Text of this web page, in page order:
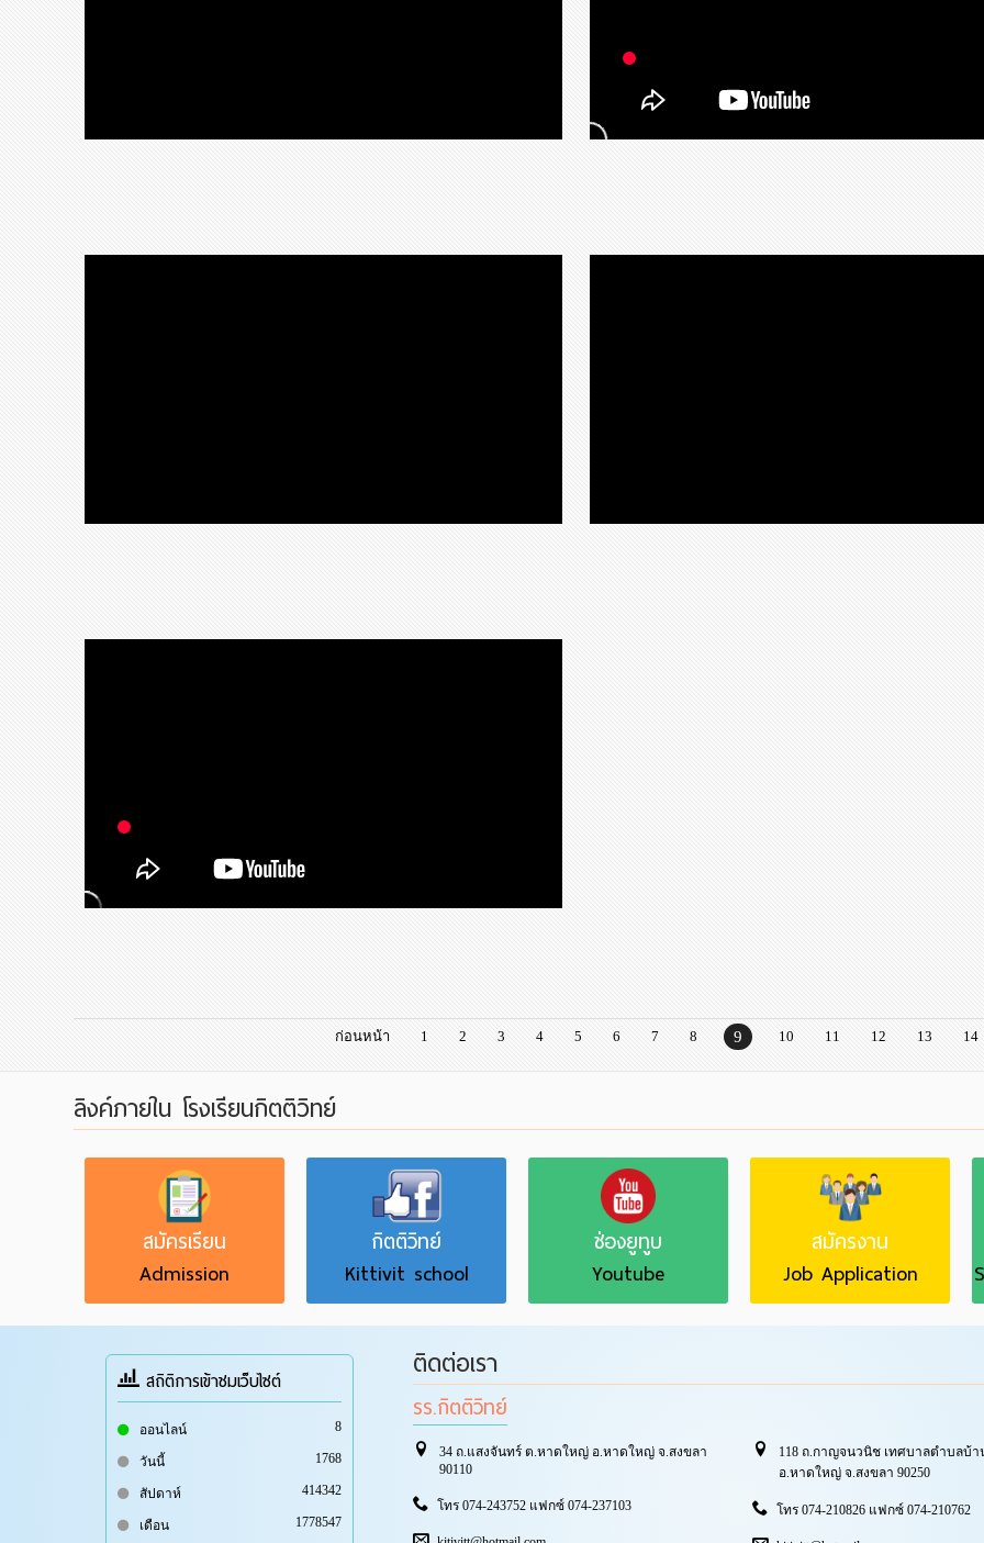
ก่อนหน้า 1 2 3 4 5 6 7 8 9 10 11 12 13 14
ลิงค์ภายใน โรงเรียนกิตติวิทย์
สมัครเรียน
Admission
กิตติวิทย์
Kittivit school
ช่องยูทูบ
Youtube
สมัครงาน
Job Application
สถิติการเข้าชมเว็บไซต์
ออนไลน์ 8
วันนี้ 1768
สัปดาห์ 414342
เดือน 1778547
ติดต่อเรา
รร.กิตติวิทย์
34 ถ.แสงจันทร์ ต.หาดใหญ่ อ.หาดใหญ่ จ.สงขลา
90110
โทร 074-243752 แฟกซ์ 074-237103
118 ถ.กาญจนวนิช เทศบาลตำบลบ้า
อ.หาดใหญ่ จ.สงขลา 90250
โทร 074-210826 แฟกซ์ 074-210762